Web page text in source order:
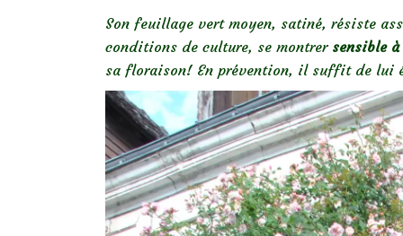
Son feuillage vert moyen, satiné, résiste
conditions de culture, se montrer sensible
sa floraison! En prévention, il suffit de lui